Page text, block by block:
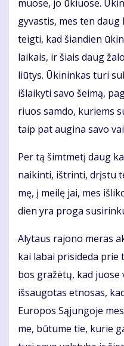
muo­se, jo ūkiuo­se.
gy­vas­tis, mes ten
teig­ti, kad šian­dien
lai­kais, ir šiais daug
liū­tys. Ūki­nin­kas tu­ri
iš­lai­ky­ti sa­vo šei­mą,
riuos sam­do, ku­riems
taip pat au­gi­na sa­vo
Per tą šimt­me­tį daug
nai­kin­ti, iš­trin­ti, drįs­tu
mę, į mei­lę jai, mes
dien yra pro­ga
Aly­taus ra­jo­no me­ras
kai la­bai pri­si­de­da
bos gra­žė­tų, kad
iš­sau­go­tas et­no­sas,
Eu­ro­pos Są­jun­go­je
me, bū­tu­me tie, ku­rie